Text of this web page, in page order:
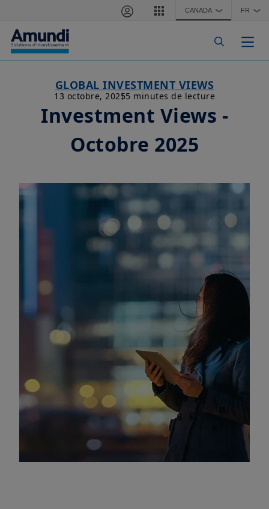
Aller au contenu principal CANADA ❯ FR ❯
GLOBAL INVESTMENT VIEWS
13 octobre, 20255 minutes de lecture
Investment Views -
Octobre 2025